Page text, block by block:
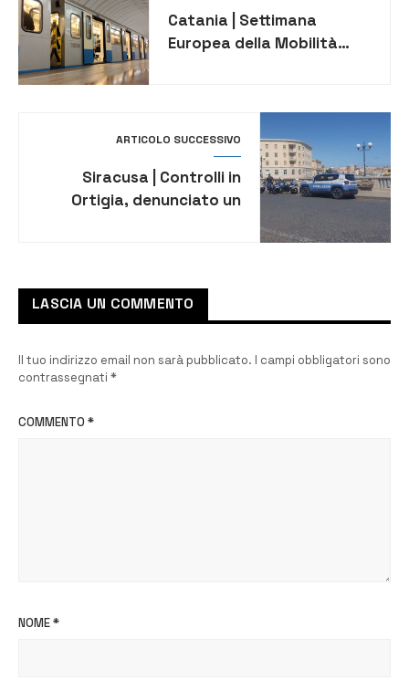
Catania | Settimana
Europea della Mobilità
ARTICOLO SUCCESSIVO
Siracusa | Controlli in
Ortigia, denunciato un
LASCIA UN COMMENTO
Il tuo indirizzo email non sarà pubblicato. I campi obbligatori sono
contrassegnati *
COMMENTO *
NOME*